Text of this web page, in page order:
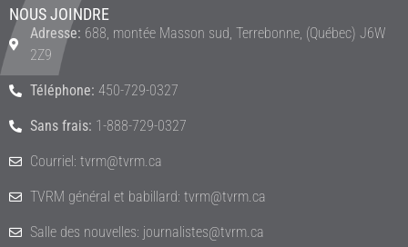
NOUS JOINDRE
Adresse: 688, montée Masson sud, Terrebonne, (Québec) J6W
2Z9
Téléphone: 450-729-0327
Sans frais: 1-888-729-0327
Courriel: tvrm@tvrm.ca
TVRM général et babillard: tvrm@tvrm.ca
Salle des nouvelles: journalistes@tvrm.ca